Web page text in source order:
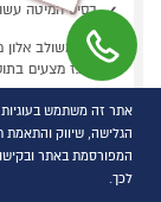
בסיס המיטה
מלא
לבן משולב אלון
ארגז מצעים
קנה עכשיו ב- 1,990
למידע
הגלישה, שיווק והתאמת
המפורסמת באתר
לכך.